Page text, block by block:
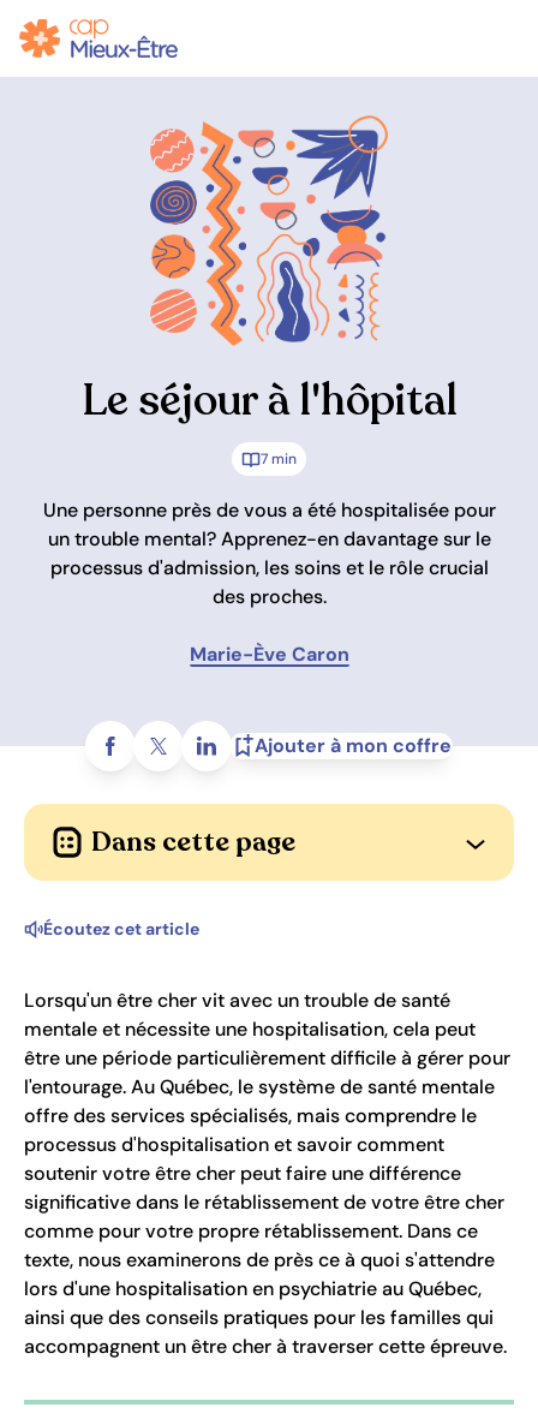
Le séjour à l'hôpital
7 min
Une personne près de vous a été hospitalisée pour
un trouble mental? Apprenez-en davantage sur le
processus d'admission, les soins et le rôle crucial
des proches.
Marie-Ève Caron
Partagez sur Ajouter à mon coffre
Dans cette page Ouvrir
Écoutez cet article
Lorsqu'un être cher vit avec un trouble de santé
mentale et nécessite une hospitalisation, cela peut
être une période particulièrement difficile à gérer pour
l'entourage. Au Québec, le système de santé mentale
offre des services spécialisés, mais comprendre le
processus d'hospitalisation et savoir comment
soutenir votre être cher peut faire une différence
significative dans le rétablissement de votre être cher
comme pour votre propre rétablissement. Dans ce
texte, nous examinerons de près ce à quoi s'attendre
lors d'une hospitalisation en psychiatrie au Québec,
ainsi que des conseils pratiques pour les familles qui
accompagnent un être cher à traverser cette épreuve.